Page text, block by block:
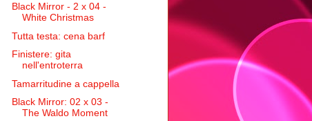
Black Mirror - 2 x 04 -
White Christmas
Tutta testa: cena barf
Finistere: gita
nell'entroterra
Tamarritudine a cappella
Black Mirror: 02 x 03 -
The Waldo Moment